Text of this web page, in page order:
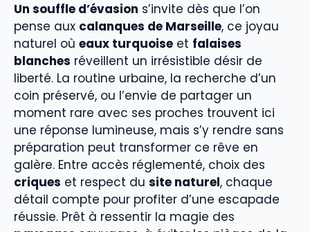
Un souffle d’évasion s’invite dès que l’on
pense aux calanques de Marseille, ce joyau
naturel où eaux turquoise et falaises
blanches réveillent un irrésistible désir de
liberté. La routine urbaine, la recherche d’un
coin préservé, ou l’envie de partager un
moment rare avec ses proches trouvent ici
une réponse lumineuse, mais s’y rendre sans
préparation peut transformer ce rêve en
galère. Entre accès réglementé, choix des
criques et respect du site naturel, chaque
détail compte pour profiter d’une escapade
réussie. Prêt à ressentir la magie des